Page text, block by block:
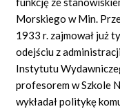
Morskiego w Min.
1933 r. zajmował już
odejściu z
Instytutu
profesorem w Szkole
wykładał politykę